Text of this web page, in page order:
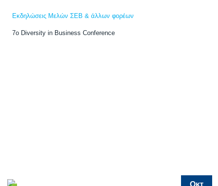
Εκδηλώσεις Μελών ΣΕΒ & άλλων φορέων
7ο Diversity in Business Conference